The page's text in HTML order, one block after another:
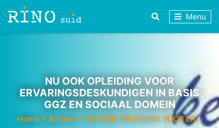
Menu
NU OOK OPLEIDING VOOR
ERVARINGSDESKUNDIGEN IN BASIS
GGZ EN SOCIAAL DOMEIN
Home > Actueel > NU OOK OPLEIDING VOOR ER…